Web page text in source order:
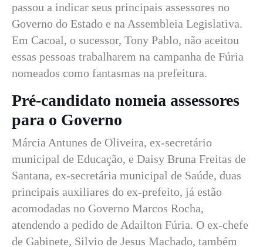
passou a indicar seus principais assessores no
Governo do Estado e na Assembleia Legislativa.
Em Cacoal, o sucessor, Tony Pablo, não aceitou
essas pessoas trabalharem na campanha de Fúria
nomeados como fantasmas na prefeitura.
Pré-candidato nomeia assessores
para o Governo
Márcia Antunes de Oliveira, ex-secretário
municipal de Educação, e Daisy Bruna Freitas de
Santana, ex-secretária municipal de Saúde, duas
principais auxiliares do ex-prefeito, já estão
acomodadas no Governo Marcos Rocha,
atendendo a pedido de Adailton Fúria. O ex-chefe
de Gabinete, Silvio de Jesus Machado, também